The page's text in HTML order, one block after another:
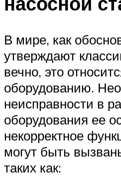
В мире, как
утверждают
вечно, это
оборудованию.
неисправности в
оборудования ее
некорректное
могут быть
таких как: